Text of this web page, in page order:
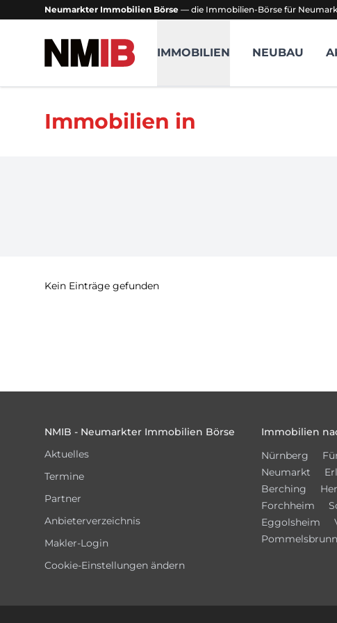
Neumarkter Immobilien Börse — die Immobilien-Börse für
NMIB - Neumarkter Immobilien Börse
IMMOBILIEN NEUBAU
Immobilien in
Kein Einträge gefunden
NMIB - Neumarkter Immobilien Börse
Aktuelles
Termine
Partner
Anbieterverzeichnis
Makler-Login
Cookie-Einstellungen ändern
Immobilien
Nürnberg
Neumarkt
Berching
Forchheim
Eggolsheim
Pommelsbrunn